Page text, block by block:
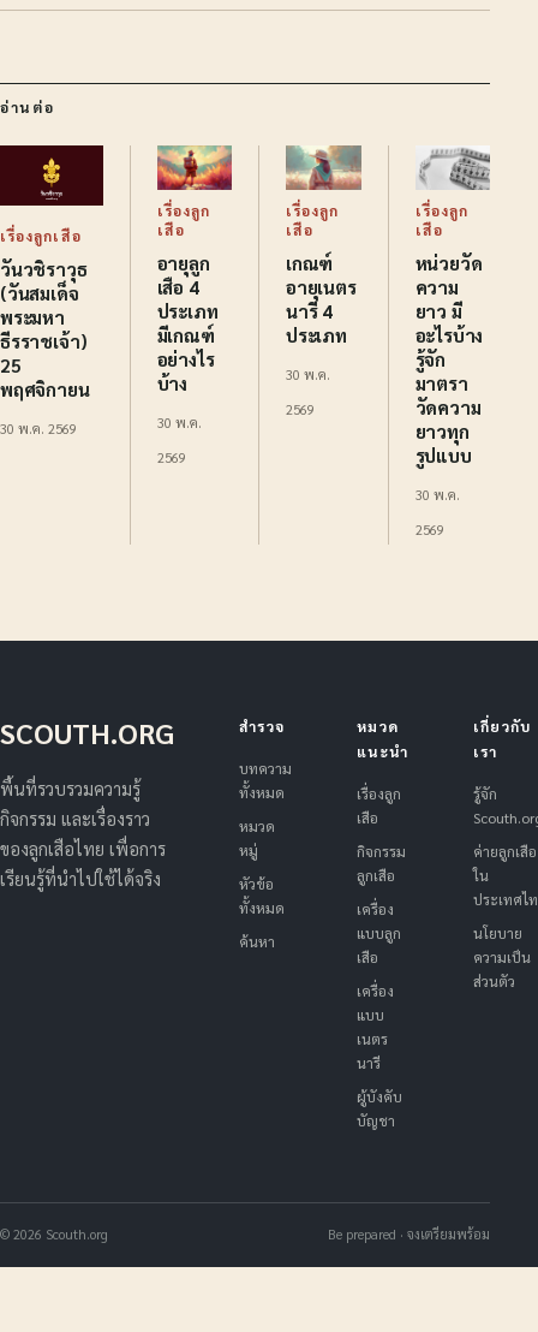
อ่านต่อ
เรื่องลูกเสือ
วันวชิราวุธ
(วันสมเด็จ
พระมหา
ธีรราชเจ้า)
25
พฤศจิกายน
30 พ.ค. 2569
เรื่องลูก
เสือ
อายุลูก
เสือ 4
ประเภท
มีเกณฑ์
อย่างไร
บ้าง
30 พ.ค.
2569
เรื่องลูก
เสือ
เกณฑ์
อายุเนตร
นารี 4
ประเภท
30 พ.ค.
2569
เรื่องลูก
เสือ
หน่วยวัด
ความ
ยาว มี
อะไรบ้าง
รู้จัก
มาตรา
วัดความ
ยาวทุก
รูปแบบ
30 พ.ค.
2569
SCOUTH.ORG
พื้นที่รวบรวมความรู้
กิจกรรม และเรื่องราว
ของลูกเสือไทย เพื่อการ
เรียนรู้ที่นำไปใช้ได้จริง
สำรวจ
บทความ
ทั้งหมด
หมวด
หมู่
หัวข้อ
ทั้งหมด
ค้นหา
หมวด
แนะนำ
เรื่องลูก
เสือ
กิจกรรม
ลูกเสือ
เครื่อง
แบบลูก
เสือ
เครื่อง
แบบ
เนตร
นารี
ผู้บังคับ
บัญชา
เกี่ยวกับ
เรา
รู้จัก
ค่ายลูกเสือ
ใน
ประเทศไ
นโยบาย
ความเป็น
ส่วนตัว
© 2026 Scouth.org Be prepared · จงเตรียมพร้อม